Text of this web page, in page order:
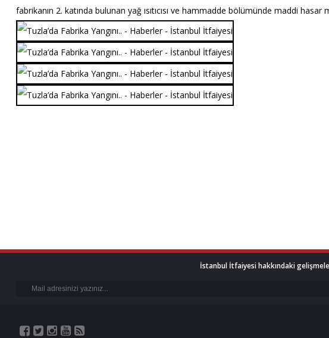
fabrikanın 2. katında bulunan yağ ısıtıcısı ve hammadde bölümünde maddi hasar
İstanbul İtfaiyesi hakkındaki